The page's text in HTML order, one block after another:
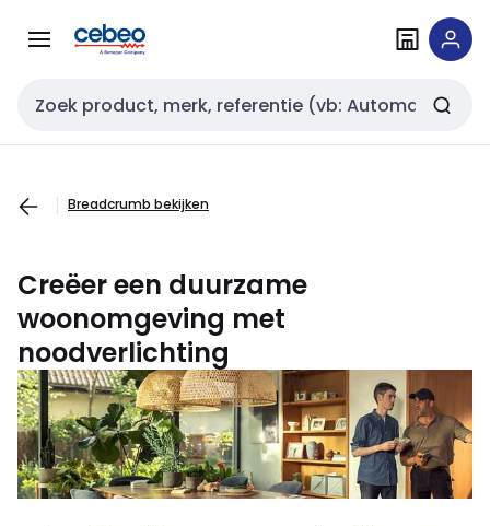
naar
naar
Zoekveld invoer
Breadcrumb bekijken
Creëer een duurzame
woonomgeving met
noodverlichting